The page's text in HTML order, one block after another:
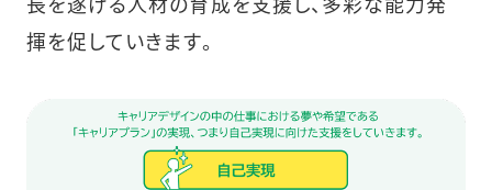
揮を促していきます。